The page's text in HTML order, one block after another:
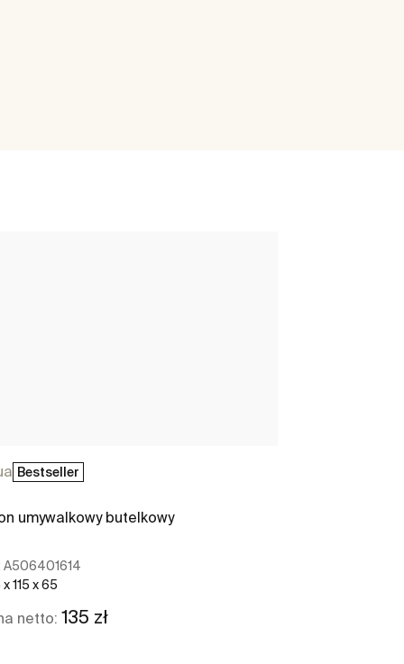
Bestseller
umywalkowy butelkowy
A506401614
115 x 65
netto: 135 zł